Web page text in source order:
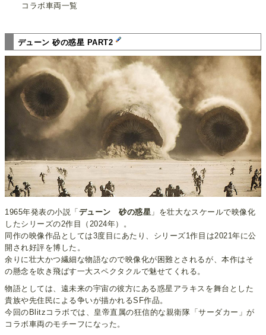
コラボ車両一覧
デューン 砂の惑星 PART2
1965年発表の小説「デューン 砂の惑星 」を壮大なスケールで映像化
したシリーズの2作目（2024年）。
同作の映像作品としては3度目にあたり、シリーズ1作目は2021年に公
開され好評を博した。
余りに壮大かつ繊細な物語なので映像化が困難とされるが、本作はそ
の懸念を吹き飛ばす一大スペクタクルで魅せてくれる。
物語としては、遠未来の宇宙の彼方にある惑星アラキスを舞台とした
貴族や先住民による争いが描かれるSF作品。
今回のBlitzコラボでは、皇帝直属の狂信的な親衛隊「サーダカー」が
コラボ車両のモチーフになった。